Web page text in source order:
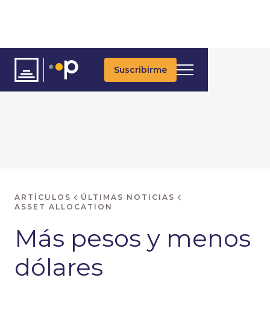
Suscribirme
ARTÍCULOS
ÚLTIMAS NOTICIAS
ASSET ALLOCATION
Más pesos y menos
dólares